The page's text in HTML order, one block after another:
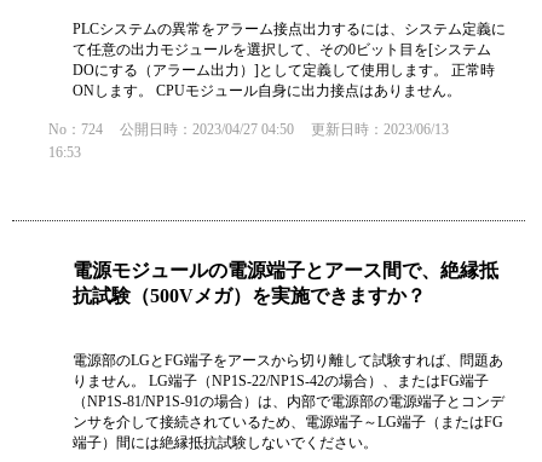
PLCシステムの異常をアラーム接点出力するには、システム定義に
て任意の出力モジュールを選択して、その0ビット目を[システム
DOにする（アラーム出力）]として定義して使用します。 正常時
ONします。 CPUモジュール自身に出力接点はありません。
No：724 公開日時：2023/04/27 04:50
更新日時：2023/06/13
16:53
電源モジュールの電源端子とアース間で、絶縁抵
抗試験（500Vメガ）を実施できますか？
電源部のLGとFG端子をアースから切り離して試験すれば、問題あ
りません。 LG端子（NP1S-22/NP1S-42の場合）、またはFG端子
（NP1S-81/NP1S-91の場合）は、内部で電源部の電源端子とコンデ
ンサを介して接続されているため、電源端子～LG端子（またはFG
端子）間には絶縁抵抗試験しないでください。